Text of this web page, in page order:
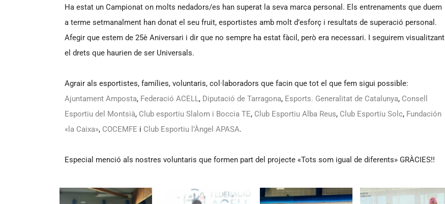
Ha estat un Campionat on molts nedadors/es han superat la seva marca personal. Els entrenaments que duem
a terme setmanalment han donat el seu fruit, esportistes amb molt d’esforç i resultats de superació personal.
Afegir que estem de 25è Aniversari i dir que no sempre ha estat fàcil, però era necessari. I seguirem visualitzant
el drets que haurien de ser Universals.
Agrair als esportistes, famílies, voluntaris, col·laboradors que facin que tot el que fem sigui possible:
Ajuntament Amposta, Federació ACELL, Diputació de Tarragona, Esports. Generalitat de Catalunya, Consell
Esportiu del Montsià, Club esportiu Slalom i Boccia TE, Club Esportiu Alba Reus, Club Esportiu Solc, Fundación
«la Caixa», COCEMFE i Club Esportiu l’Àngel APASA.
Especial menció als nostres voluntaris que formen part del projecte «Tots som igual de diferents» GRÀCIES!!